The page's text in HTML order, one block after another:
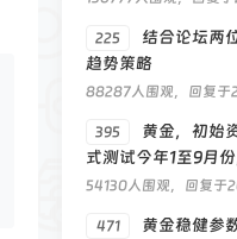
225
结合论坛两
趋势策略
88287人围观，回复
395
黄金，初始
式测试今年1至9月
54130人围观，回复
471 黄金稳健参